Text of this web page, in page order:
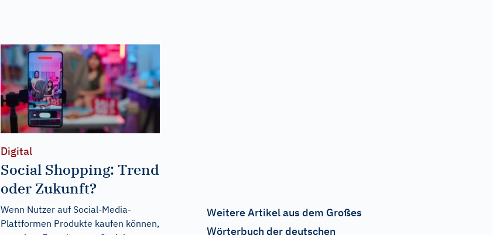
Digital
Social Shopping: Trend
oder Zukunft?
Wenn Nutzer auf Social-Media-
Plattformen Produkte kaufen können,
Weitere Artikel aus dem Großes
Wörterbuch der deutschen